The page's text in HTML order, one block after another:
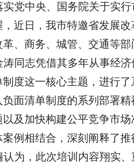
实党中央、国务院关于实行
， 近日，我市特邀省发展
革、商务、城管、交通等
涛同志凭借其多年从事经
度这一核心主题，进行
面清单制度的系列部署精
及加快构建公平竞争市
例相结合，深刻阐释了
认为，此次培训内容翔实